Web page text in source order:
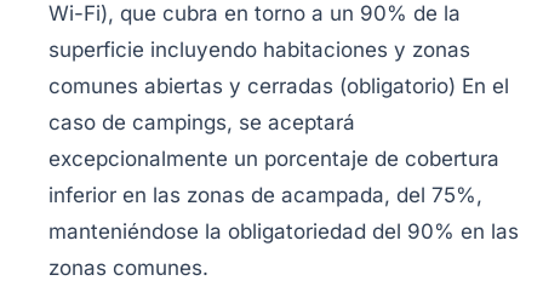
Wi-Fi), que cubra en torno a un 90% de la
superficie incluyendo habitaciones y zonas
comunes abiertas y cerradas (obligatorio) En el
caso de campings, se aceptará
excepcionalmente un porcentaje de cobertura
inferior en las zonas de acampada, del 75%,
manteniéndose la obligatoriedad del 90% en las
zonas comunes.